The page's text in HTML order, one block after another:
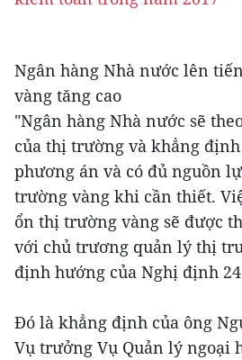
Ngân hàng Nhà nước lên
vàng tăng cao
"Ngân hàng Nhà nước sẽ
của thị trường và khẳng định
phương án và có đủ nguồn
trường vàng khi cần thiết.
ổn thị trường vàng sẽ được
với chủ trương quản lý thị
định hướng của Nghị định
Đó là khẳng định của ông
Vụ trưởng Vụ Quản lý ngoại